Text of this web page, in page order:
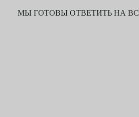
МЫ ГОТОВЫ ОТВЕТИТЬ НА